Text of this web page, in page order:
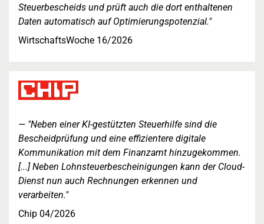
Steuerbescheids und prüft auch die dort enthaltenen
Daten automatisch auf Optimierungspotenzial."
WirtschaftsWoche 16/2026
"Neben einer KI-gestützten Steuerhilfe sind die
Bescheidprüfung und eine effizientere digitale
Kommunikation mit dem Finanzamt hinzugekommen.
[...] Neben Lohnsteuerbescheinigungen kann der Cloud-
Dienst nun auch Rechnungen erkennen und
verarbeiten."
Chip 04/2026